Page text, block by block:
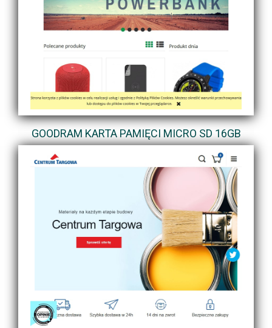
GOODRAM KARTA PAMIĘCI MICRO SD 16GB